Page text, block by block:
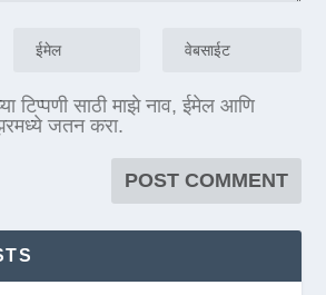
टिप्पणी साठी माझे नाव, ईमेल आणि
जतन करा.